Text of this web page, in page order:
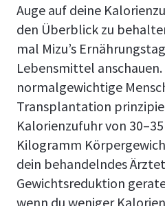
Auge auf deine
den Überblick zu
mal Mizu’s
Lebensmittel anschauen.
normalgewichtige
Transplantation
Kalorienzufuhr von
Kilogramm
dein behandelndes
Gewichtsreduktion
wenn du weniger